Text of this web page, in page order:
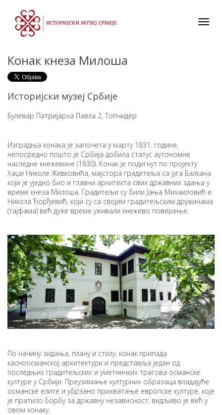
Конак кнеза Милоша
Историјски музеј Србије
Булевар Патријарха Павла 2, Топчидер
Изградња конака је започета у марту 1831. године,
непосредно пошто је Србија добила статус аутономне
наследне кнежевине (1830). Конак је подигнут по пројекту
Хаџи Николе Живковића, мајстора градитеља са југа Балкана
који је уједно био и главни архитекта свих државних здања у
време кнеза Милоша. Градитељи су били Јања Михаиловић и
Никола Ђорђевић, који су са својим градитељским дружинама
(тајфама) већ дуже време уживали кнежево поверење.
По начину зидања, плану и стилу, конак припада
касноосманској архитектури и представља један од
последњих градитељских и уметничких трагова османске
културе у Србији. Преузимање културних образаца владајуће
османске елите и убрзано прихватање европске културе, које
је пратило борбу за државну независност, видљиво је већ у
овом конаку.